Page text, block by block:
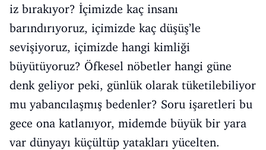
iz bırakıyor? İçimizde kaç insanı
barındırıyoruz, içimizde kaç düşüş’le
sevişiyoruz, içimizde hangi kimliği
büyütüyoruz? Öfkesel nöbetler hangi güne
denk geliyor peki, günlük olarak tüketilebiliyor
mu yabancılaşmış bedenler? Soru işaretleri bu
gece ona katlanıyor, midemde büyük bir yara
var dünyayı küçültüp yatakları yücelten.